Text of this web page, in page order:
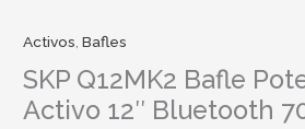
Activos,Bafles
SKP Q12MK2 Bafle
Activo 12″ Bluetooth